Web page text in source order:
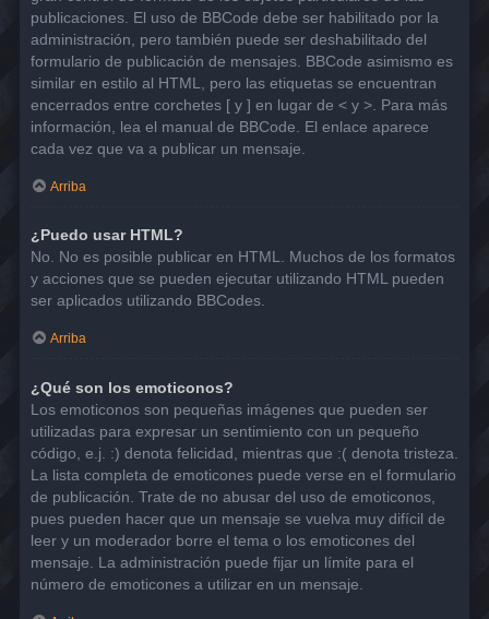
publicaciones. El uso de BBCode debe ser habilitado por la
administración, pero también puede ser deshabilitado del
formulario de publicación de mensajes. BBCode asimismo es
similar en estilo al HTML, pero las etiquetas se encuentran
encerrados entre corchetes [ y ] en lugar de < y >. Para más
información, lea el manual de BBCode. El enlace aparece
cada vez que va a publicar un mensaje.
Arriba
¿Puedo usar HTML?
No. No es posible publicar en HTML. Muchos de los formatos
y acciones que se pueden ejecutar utilizando HTML pueden
ser aplicados utilizando BBCodes.
Arriba
¿Qué son los emoticonos?
Los emoticonos son pequeñas imágenes que pueden ser
utilizadas para expresar un sentimiento con un pequeño
código, e.j. :) denota felicidad, mientras que :( denota tristeza.
La lista completa de emoticones puede verse en el formulario
de publicación. Trate de no abusar del uso de emoticonos,
pues pueden hacer que un mensaje se vuelva muy difícil de
leer y un moderador borre el tema o los emoticones del
mensaje. La administración puede fijar un límite para el
número de emoticones a utilizar en un mensaje.